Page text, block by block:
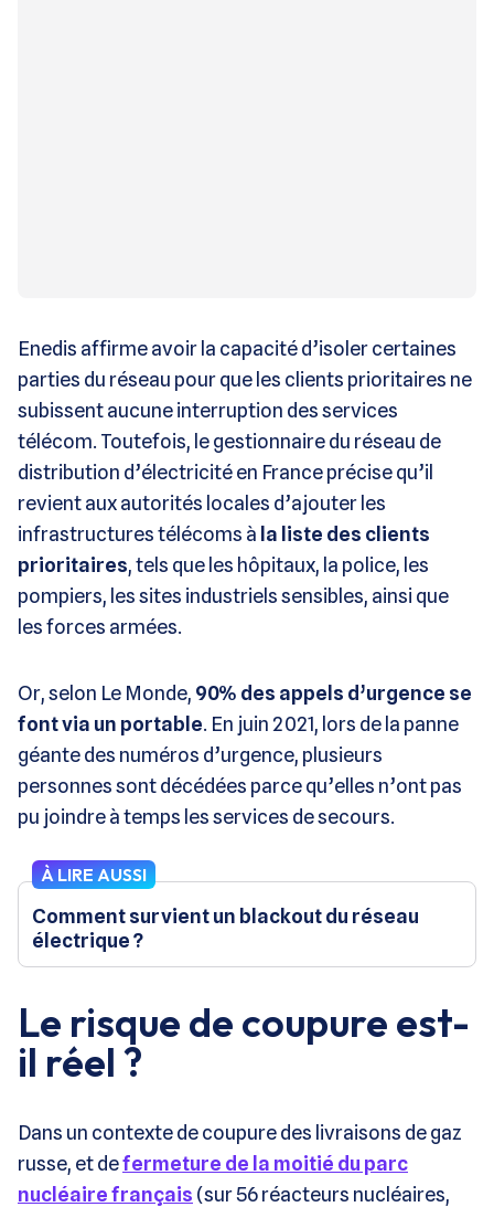
Enedis affirme avoir la capacité d’isoler certaines
parties du réseau pour que les clients prioritaires ne
subissent aucune interruption des services
télécom. Toutefois, le gestionnaire du réseau de
distribution d’électricité en France précise qu’il
revient aux autorités locales d’ajouter les
infrastructures télécoms à la liste des clients
prioritaires, tels que les hôpitaux, la police, les
pompiers, les sites industriels sensibles, ainsi que
les forces armées.
Or, selon Le Monde, 90% des appels d’urgence se
font via un portable. En juin 2021, lors de la panne
géante des numéros d’urgence, plusieurs
personnes sont décédées parce qu’elles n’ont pas
pu joindre à temps les services de secours.
À LIRE AUSSI
Comment survient un blackout du réseau
électrique ?
Le risque de coupure est-
il réel ?
Dans un contexte de coupure des livraisons de gaz
russe, et defermeture de la moitié du parc
nucléaire français (sur 56 réacteurs nucléaires,